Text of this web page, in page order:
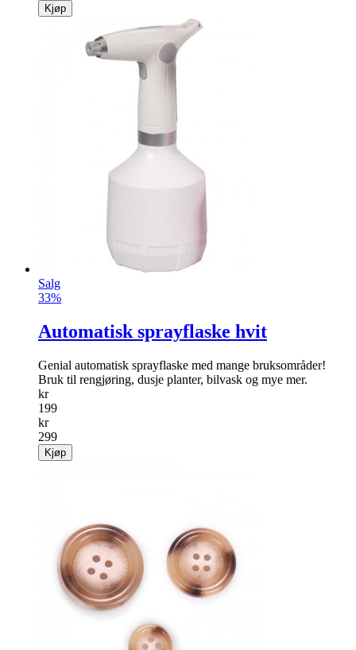
Kjøp
Salg
33%
Automatisk sprayflaske hvit
Genial automatisk sprayflaske med mange bruksområder!
Bruk til rengjøring, dusje planter, bilvask og mye mer.
kr
199
kr
299
Kjøp